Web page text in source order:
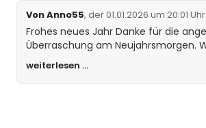
Von Anno55, der 01.01.2026 um 20:01 Uhr
Frohes neues Jahr Danke für die angenehme
Überraschung am Neujahrsmorgen.
schöne Geschichte von dir. Den
nicht vermisst. Erstaunlich allerdings
der Mutter und der Schwestern.
weiterlesen …